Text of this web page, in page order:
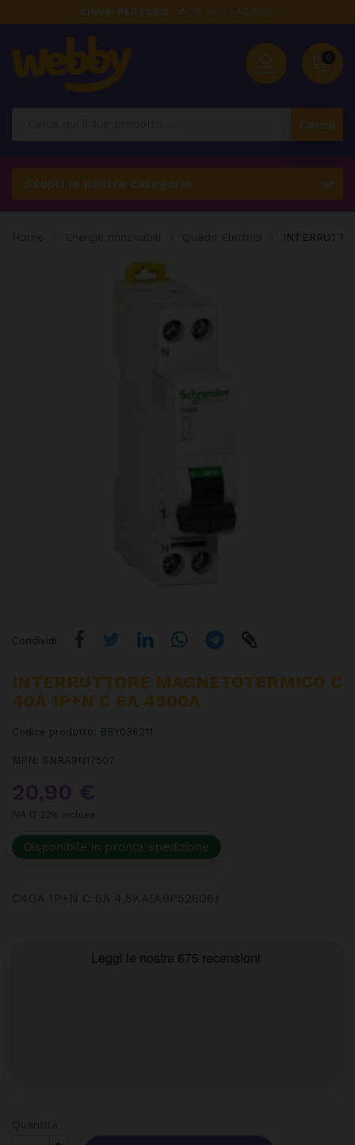
CHIUSI PER FERIE DAL 17 AL 23 AGOSTO
0
Cerca
Scopri le nostre categorie
Condividi
INTERRUTTORE MAGNETOTERMICO C
40A 1P+N C 6A 4500A
Codice prodotto: BBY036211
MPN: SNRA9N17507
IVA IT 22% inclusa
Disponibile in pronta spedizione